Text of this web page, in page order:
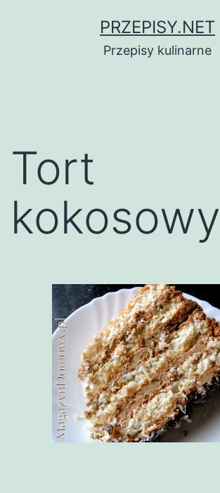
PRZEPISY.NET
Przepisy kulinarne
Tort
kokosowy